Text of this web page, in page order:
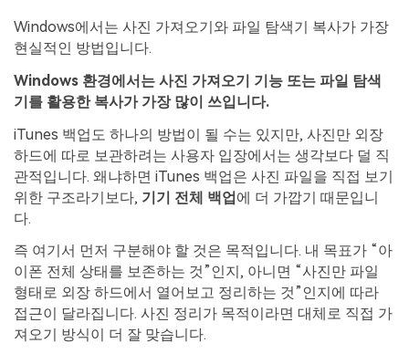
Windows에서는 사진 가져오기와 파일 탐색기 복사가 가장
현실적인 방법입니다.
Windows 환경에서는 사진 가져오기 기능 또는 파일 탐색
기를 활용한 복사가 가장 많이 쓰입니다.
iTunes 백업도 하나의 방법이 될 수는 있지만, 사진만 외장
하드에 따로 보관하려는 사용자 입장에서는 생각보다 덜 직
관적입니다. 왜냐하면 iTunes 백업은 사진 파일을 직접 보기
위한 구조라기보다, 기기 전체 백업에 더 가깝기 때문입니
다.
즉 여기서 먼저 구분해야 할 것은 목적입니다. 내 목표가 “아
이폰 전체 상태를 보존하는 것”인지, 아니면 “사진만 파일
형태로 외장 하드에서 열어보고 정리하는 것”인지에 따라
접근이 달라집니다. 사진 정리가 목적이라면 대체로 직접 가
져오기 방식이 더 잘 맞습니다.